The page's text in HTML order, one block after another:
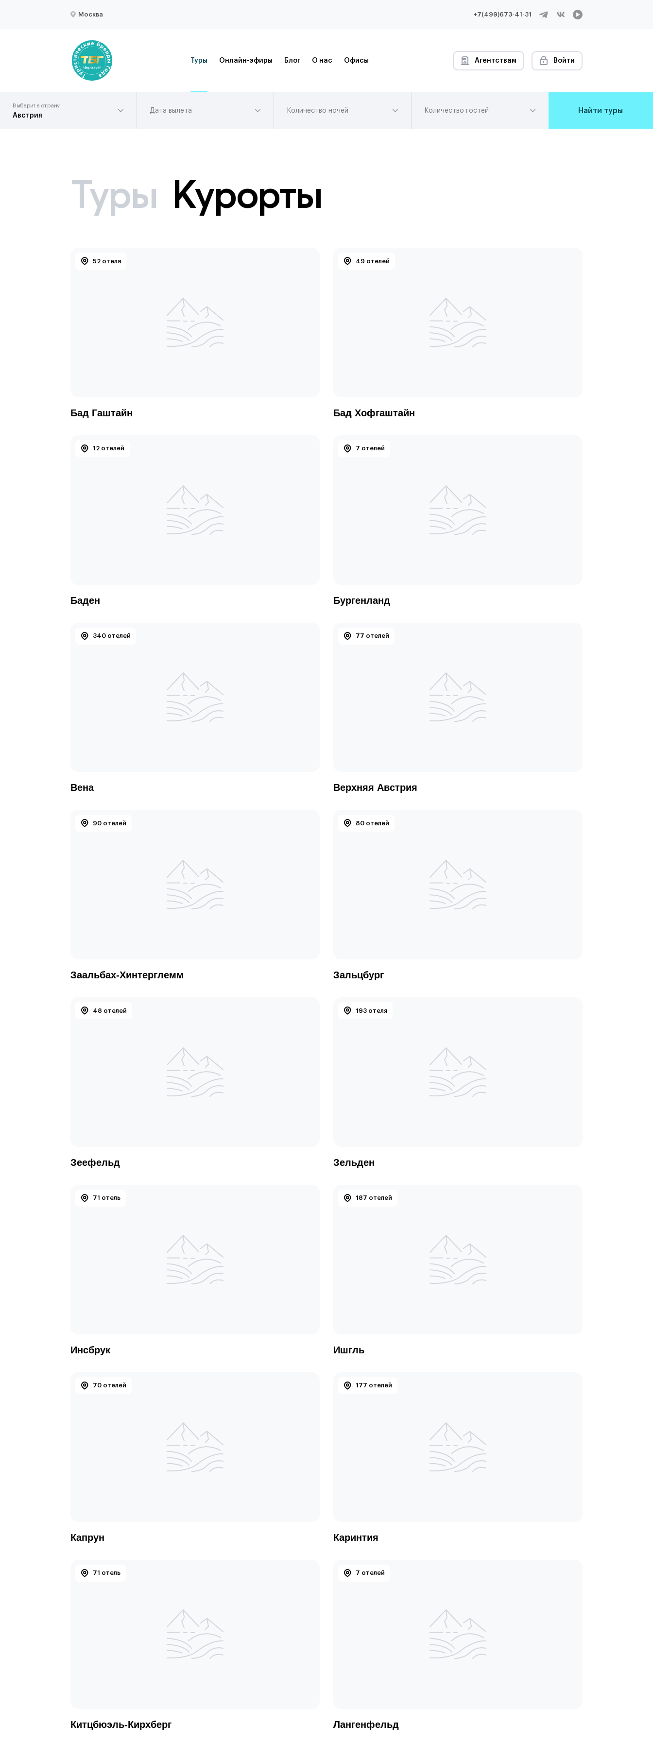
Москва +7(499)673-41-31
Туры Онлайн-эфиры Блог О нас Офисы Агентствам Войти
Австрия
Выберите страну
Дата вылета Количество ночей Количество гостей Найти туры
Туры Курорты
52 отеля
Бад Гаштайн
49 отелей
Бад Хофгаштайн
12 отелей
Баден
7 отелей
Бургенланд
340 отелей
Вена
77 отелей
Верхняя Австрия
90 отелей
Заальбах-Хинтерглемм
80 отелей
Зальцбург
48 отелей
Зеефельд
193 отеля
Зельден
71 отель
Инсбрук
187 отелей
Ишгль
70 отелей
Капрун
177 отелей
Каринтия
71 отель
Китцбюэль-Кирхберг
7 отелей
Лангенфельд